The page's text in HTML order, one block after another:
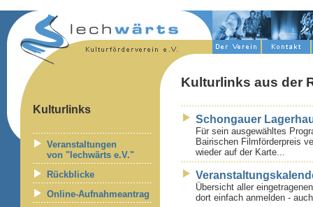
Kulturlinks
Veranstaltungen
von "lechwärts e.V."
Rückblicke
Online-Aufnahmeantrag
Kulturlinks aus der
Schongauer
Für sein ausgewähltes
Bairischen Filmförderpreis
wieder auf der Karte...
Übersicht aller
dort einfach anmelden -